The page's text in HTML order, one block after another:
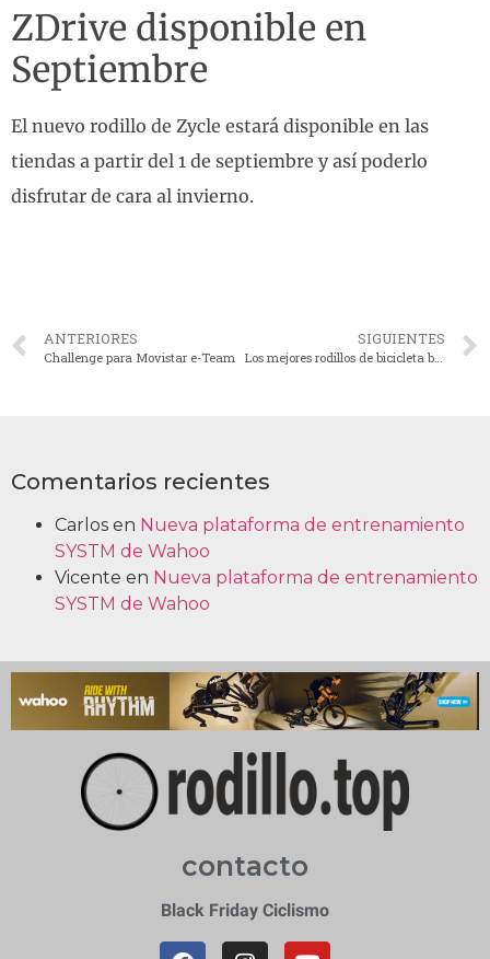
ZDrive disponible en
Septiembre
El nuevo rodillo de Zycle estará disponible en las
tiendas a partir del 1 de septiembre y así poderlo
disfrutar de cara al invierno.
ANTERIORES
Challenge para Movistar e-Team
SIGUIENTES
Los mejores rodillos de bicicleta baratos
Comentarios recientes
Carlos en Nueva plataforma de entrenamiento
SYSTM de Wahoo
Vicente en Nueva plataforma de entrenamiento
SYSTM de Wahoo
contacto
Black Friday Ciclismo